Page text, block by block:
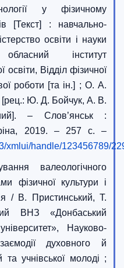
у фізичному
[Текст] : навчально-
освіти і науки
інститут
освіти, Відділ фізичної
роботи [та ін.] ; О. А.
[рец.: Ю. Д. Бойчук, А. В.
– Слов’янськ :
2019. – 257 с. –
xmlui/handle/123456789/
валеологічного
фізичної культури і
/ В. Пристинський, Т.
ВНЗ «Донбаський
Науково-
духовного й
та учнівської молоді ;